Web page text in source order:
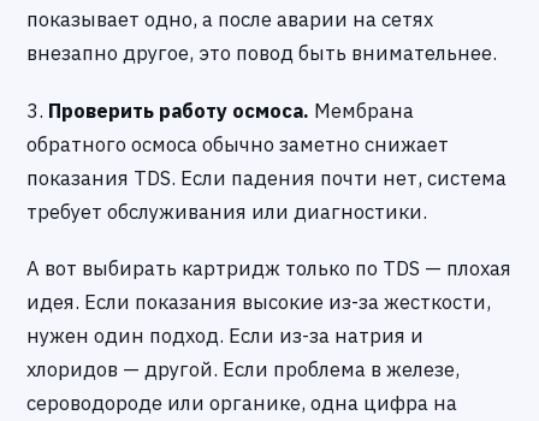
показывает одно, а после аварии на сетях
внезапно другое, это повод быть внимательнее.
3. Проверить работу осмоса. Мембрана
обратного осмоса обычно заметно снижает
показания TDS. Если падения почти нет, система
требует обслуживания или диагностики.
А вот выбирать картридж только по TDS — плохая
идея. Если показания высокие из-за жесткости,
нужен один подход. Если из-за натрия и
хлоридов — другой. Если проблема в железе,
сероводороде или органике, одна цифра на